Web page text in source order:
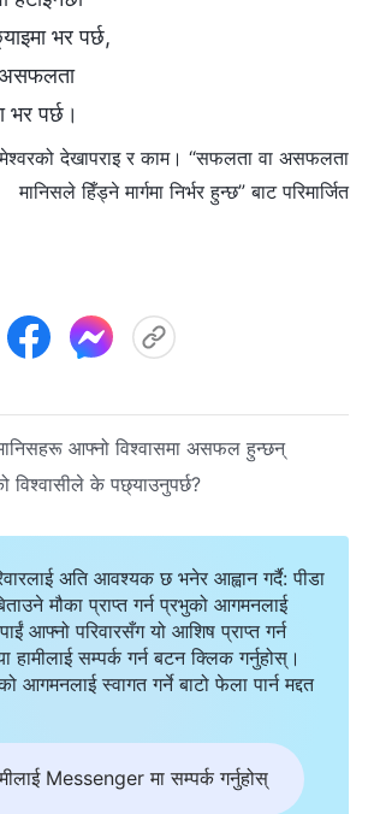
भर पर्छ,
भर पर्छ।
देखापराइ र काम। “सफलता वा असफलता
मानिसले हिँड्ने मार्गमा निर्भर हुन्छ” बाट परिमार्जित
आफ्नो विश्‍वासमा असफल हुन्छन्
विश्‍वासीले के पछ्याउनुपर्छ?
अति आवश्यक छ भनेर आह्वान गर्दै: पीडा
मौका प्राप्त गर्न प्रभुको आगमनलाई
आफ्नो परिवारसँग यो आशिष प्राप्त गर्न
सम्पर्क गर्न बटन क्लिक गर्नुहोस्।
आगमनलाई स्वागत गर्ने बाटो फेला पार्न मद्दत
Messenger मा सम्पर्क गर्नुहोस्